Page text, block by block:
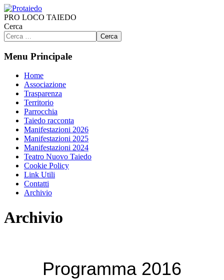
PRO LOCO TAIEDO
Cerca
Cerca
Menu Principale
Home
Associazione
Trasparenza
Territorio
Parrocchia
Taiedo racconta
Manifestazioni 2026
Manifestazioni 2025
Manifestazioni 2024
Teatro Nuovo Taiedo
Cookie Policy
Link Utili
Contatti
Archivio
Archivio
Programma 2016